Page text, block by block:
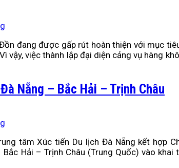
đang được gấp rút hoàn thiện với mục
vậy, việc thành lập đại diện cảng vụ hàng
Nẵng – Bắc Hải – Trịnh Châu
tâm Xúc tiến Du lịch Đà Nẵng kết hợp
Hải – Trịnh Châu (Trung Quốc) vào